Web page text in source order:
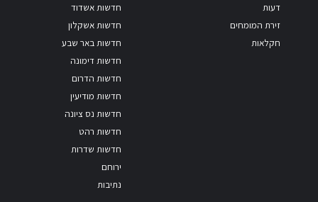
דעות
זירת המומחים
חקלאות
חדשות אשדוד
חדשות אשקלון
חדשות באר שבע
חדשות דימונה
חדשות הדרום
חדשות מודיעין
חדשות נס ציונה
חדשות רהט
חדשות שדרות
ירוחם
נתיבות